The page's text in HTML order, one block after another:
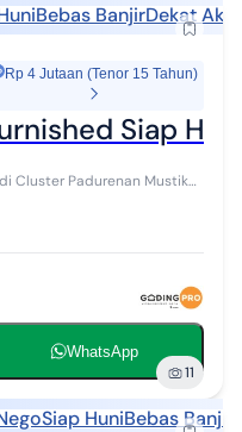
Bebas BanjirDekat
Rp 4 Jutaan (Tenor 15 Tahun)
Siap
Cluster Padurenan Mustika
WhatsApp
11
Siap HuniBebas Banjir